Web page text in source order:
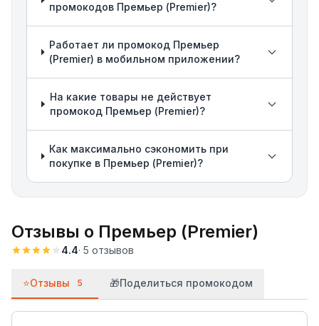
промокодов Премьер (Premier)?
Работает ли промокод Премьер
(Premier) в мобильном приложении?
На какие товары не действует
промокод Премьер (Premier)?
Как максимально сэкономить при
покупке в Премьер (Premier)?
Отзывы о Премьер (Premier)
4.4· 5 отзывов
⭐Отзывы 5 🎁Поделиться промокодом